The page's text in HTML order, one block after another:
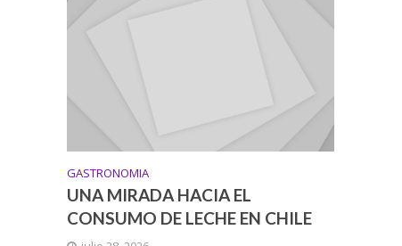
GASTRONOMIA
UNA MIRADA HACIA EL
CONSUMO DE LECHE EN CHILE